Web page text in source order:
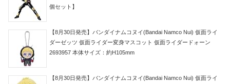
個セット】
【8月30日発売】バンダイナムコヌイ(Bandai Namco Nui) 仮面ライ
ダーゼッツ 仮面ライダー変身マスコット 仮面ライダードォーン
2693957 本体サイズ：約H105mm
【8月30日発売】バンダイナムコヌイ(Bandai Namco Nui) 仮面ライ